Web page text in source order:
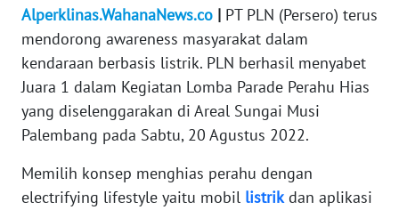
Alperklinas.WahanaNews.co | PT PLN (Persero) terus
mendorong awareness masyarakat dalam
kendaraan berbasis listrik. PLN berhasil menyabet
Juara 1 dalam Kegiatan Lomba Parade Perahu Hias
yang diselenggarakan di Areal Sungai Musi
Palembang pada Sabtu, 20 Agustus 2022.
Memilih konsep menghias perahu dengan
electrifying lifestyle yaitu mobil listrikdan aplikasi
SIBER
REDAKSI
KARIR